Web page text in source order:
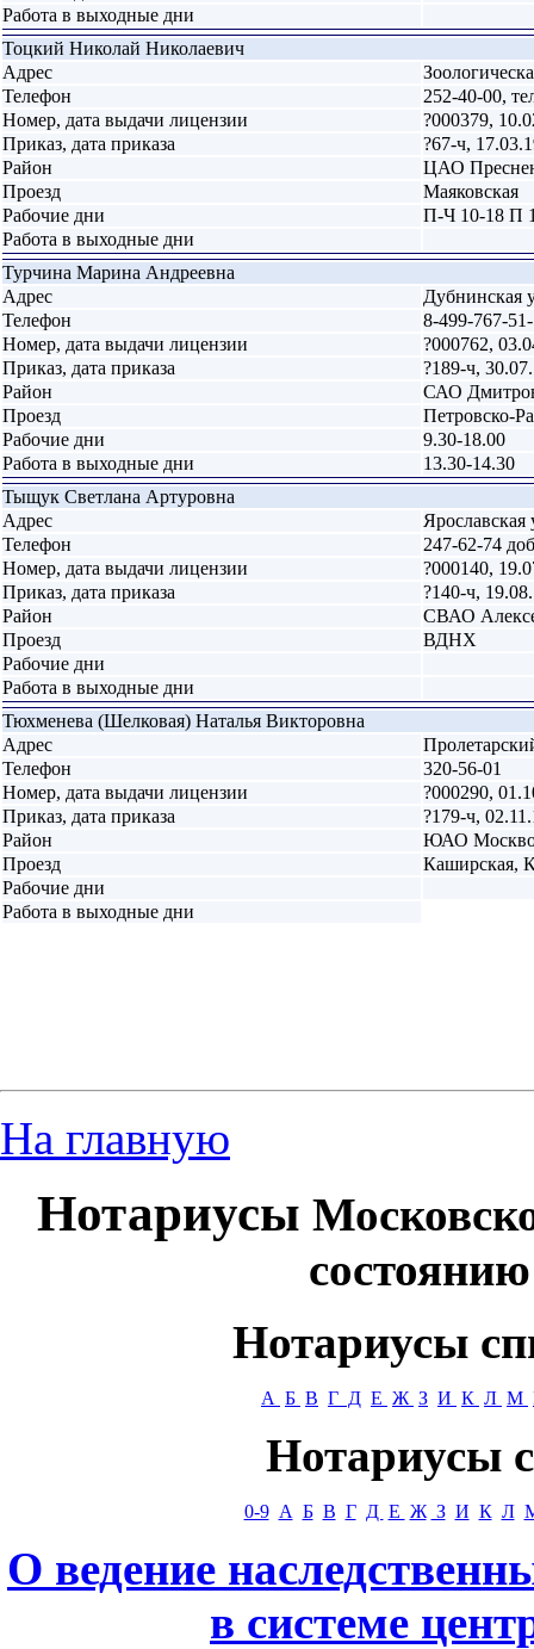
Работа в выходные дни
Тоцкий Николай Николаевич
Адрес
Телефон
252-40-00,
Номер, дата выдачи лицензии
?000379,
Приказ, дата приказа
?67-ч,
Район
ЦАО
Проезд
Маяковская
Рабочие дни
П-Ч 10-18 П
Работа в выходные дни
Турчина Марина Андреевна
Адрес
Дубнинская
Телефон
8-499-767-
Номер, дата выдачи лицензии
?000762,
Приказ, дата приказа
?189-ч,
Район
САО
Проезд
Петровско-
Рабочие дни
9.30-18.00
Работа в выходные дни
13.30-14.30
Тыщук Светлана Артуровна
Адрес
Ярославская
Телефон
247-62-74
Номер, дата выдачи лицензии
?000140,
Приказ, дата приказа
?140-ч,
Район
СВАО
Проезд
ВДНХ
Рабочие дни
Работа в выходные дни
Тюхменева (Шелковая) Наталья Викторовна
Адрес
Телефон
320-56-01
Номер, дата выдачи лицензии
?000290,
Приказ, дата приказа
?179-ч,
Район
ЮАО
Проезд
Каширская,
Рабочие дни
Работа в выходные дни
На главную
Нотариусы
Нотариусы
А Б В Г Д Е Ж З И К Л М
Нотариусы
0-9 А Б В Г Д Е Ж З И К Л
О ведение
в системе